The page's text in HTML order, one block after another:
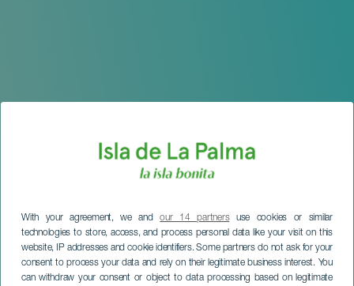
With your agreement, we andour 14 partnersuse cookies or similar
technologies to store, access, and process personal data like your visit on this
website, IP addresses and cookie identifiers. Some partners do not ask for your
consent to process your data and rely on their legitimate business interest. You
can withdraw your consent or object to data processing based on legitimate